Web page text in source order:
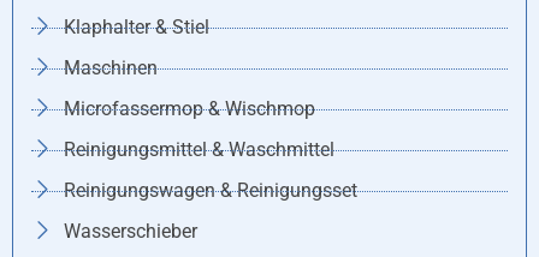
Klaphalter & Stiel
Maschinen
Microfassermop & Wischmop
Reinigungsmittel & Waschmittel
Reinigungswagen & Reinigungsset
Wasserschieber